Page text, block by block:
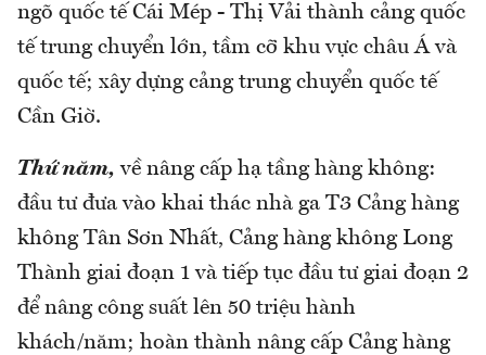
ngõ quốc tế Cái Mép - Thị Vải thành cảng quốc
tế trung chuyển lớn, tầm cỡ khu vực châu Á và
quốc tế; xây dựng cảng trung chuyển quốc tế
Cần Giờ.
Thứ năm, về nâng cấp hạ tầng hàng không:
đầu tư đưa vào khai thác nhà ga T3 Cảng hàng
không Tân Sơn Nhất, Cảng hàng không Long
Thành giai đoạn 1 và tiếp tục đầu tư giai đoạn 2
để nâng công suất lên 50 triệu hành
khách/năm; hoàn thành nâng cấp Cảng hàng